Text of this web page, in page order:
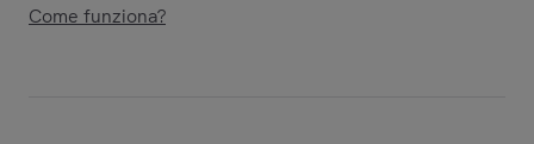
Come funziona?